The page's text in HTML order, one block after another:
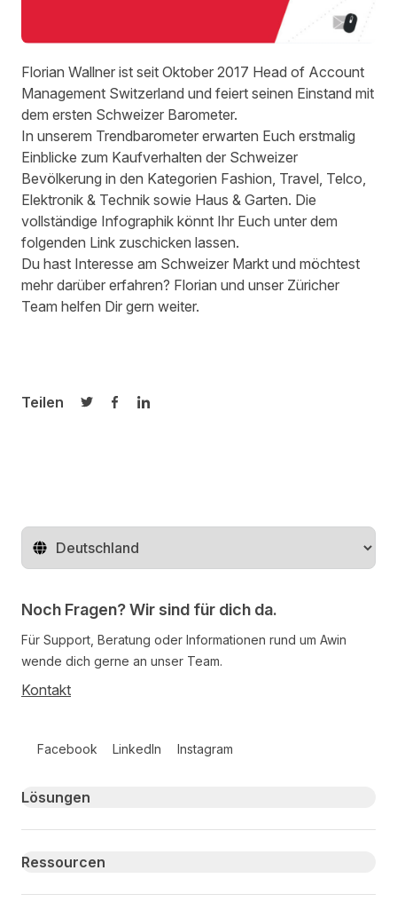
Florian Wallner ist seit Oktober 2017 Head of Account
Management Switzerland und feiert seinen Einstand mit
dem ersten Schweizer Barometer.
In unserem Trendbarometer erwarten Euch erstmalig
Einblicke zum Kaufverhalten der Schweizer
Bevölkerung in den Kategorien Fashion, Travel, Telco,
Elektronik & Technik sowie Haus & Garten. Die
vollständige Infographik könnt Ihr Euch unter dem
folgenden Link zuschicken lassen.
Du hast Interesse am Schweizer Markt und möchtest
mehr darüber erfahren? Florian und unser Züricher
Team helfen Dir gern weiter.
Teilen
Auf Twitter teilen
Auf Facebook teilen
Auf LinkedIn teilen
Region ändern
Noch Fragen? Wir sind für dich da.
Für Support, Beratung oder Informationen rund um Awin
wende dich gerne an unser Team.
Kontakt
Facebook LinkedIn Instagram
Primary footer navigation
Lösungen
Ressourcen